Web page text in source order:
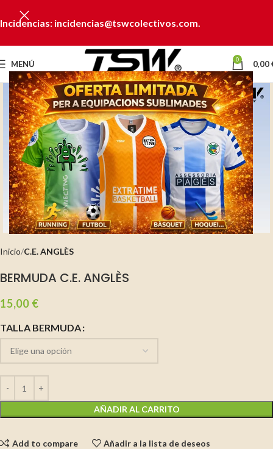
Incidencias: incidencias@tswcolectivos.com.
MENÚ 0 0,00
Clic para ampliar
Inicio C.E. ANGLÈS
BERMUDA C.E. ANGLÈS
15,00 €
TALLA BERMUDA
AÑADIR AL CARRITO
Add to compare Añadir a la lista de deseos